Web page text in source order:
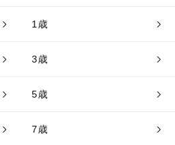
1歳
3歳
5歳
7歳